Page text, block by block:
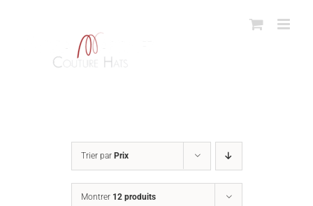
Trier par Prix
Montrer 12 produits